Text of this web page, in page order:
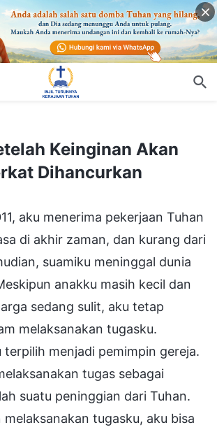
Akan Berkat Dihancurkan
Keinginan Akan
Dihancurkan
aku menerima pekerjaan Tuhan
di akhir zaman, dan kurang dari
suamiku meninggal dunia
anakku masih kecil dan
sedang sulit, aku tetap
melaksanakan tugasku.
terpilih menjadi pemimpin gereja.
tugas sebagai
suatu peninggian dari Tuhan.
melaksanakan tugasku, aku bisa